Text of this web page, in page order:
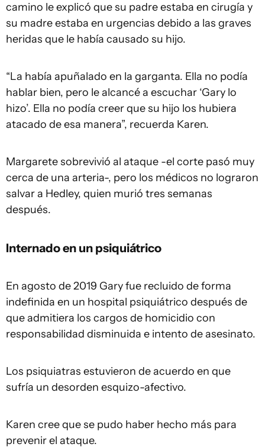
camino le explicó que su padre estaba en cirugía y
su madre estaba en urgencias debido a las graves
heridas que le había causado su hijo.
“La había apuñalado en la garganta. Ella no podía
hablar bien, pero le alcancé a escuchar ‘Gary lo
hizo’. Ella no podía creer que su hijo los hubiera
atacado de esa manera”, recuerda Karen.
Margarete sobrevivió al ataque -el corte pasó muy
cerca de una arteria-, pero los médicos no lograron
salvar a Hedley, quien murió tres semanas
después.
Internado en un psiquiátrico
En agosto de 2019 Gary fue recluido de forma
indefinida en un hospital psiquiátrico después de
que admitiera los cargos de homicidio con
responsabilidad disminuida e intento de asesinato.
Los psiquiatras estuvieron de acuerdo en que
sufría un desorden esquizo-afectivo.
Karen cree que se pudo haber hecho más para
prevenir el ataque.